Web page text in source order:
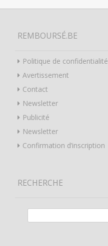
REMBOURSÉ.BE
Politique de confidentialité
Avertissement
Contact
Newsletter
Publicité
Newsletter
Confirmation d’inscription
RECHERCHE